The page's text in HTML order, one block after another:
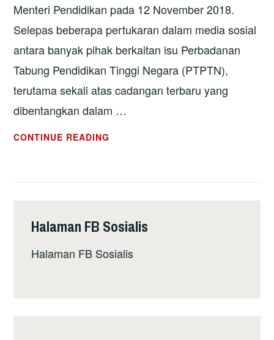
Menteri Pendidikan pada 12 November 2018.
Selepas beberapa pertukaran dalam media sosial
antara banyak pihak berkaitan isu Perbadanan
Tabung Pendidikan Tinggi Negara (PTPTN),
terutama sekali atas cadangan terbaru yang
dibentangkan dalam …
CONTINUE READING
JANJI,
TEGAKKAN
Halaman FB Sosialis
Halaman FB Sosialis